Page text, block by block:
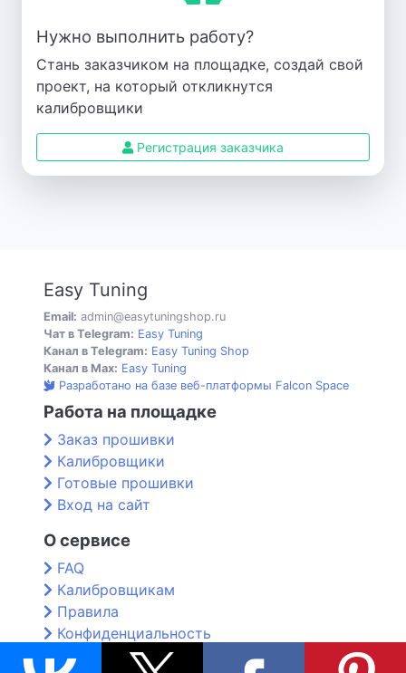
Нужно выполнить работу?
Стань заказчиком на площадке, создай свой
проект, на который откликнутся
калибровщики
Регистрация заказчика
Easy Tuning
Email: admin@easytuningshop.ru
Чат в Telegram: Easy Tuning
Канал в Telegram: Easy Tuning Shop
Канал в Max: Easy Tuning
Разработано на базе веб-платформы Falcon Space
Работа на площадке
Заказ прошивки
Калибровщики
Готовые прошивки
Вход на сайт
О сервисе
FAQ
Калибровщикам
Правила
Конфиденциальность
Контакты